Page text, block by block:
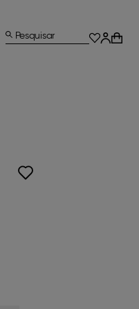
Pesquisar